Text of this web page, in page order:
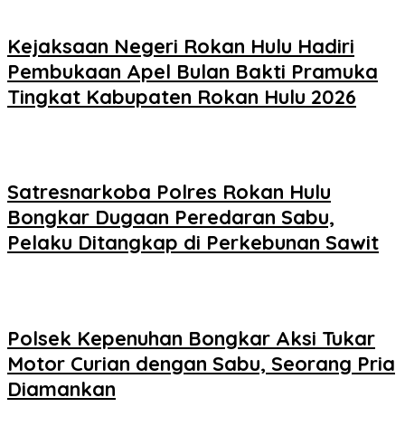
Kejaksaan Negeri Rokan Hulu Hadiri
Pembukaan Apel Bulan Bakti Pramuka
Tingkat Kabupaten Rokan Hulu 2026
Satresnarkoba Polres Rokan Hulu
Bongkar Dugaan Peredaran Sabu,
Pelaku Ditangkap di Perkebunan Sawit
Polsek Kepenuhan Bongkar Aksi Tukar
Motor Curian dengan Sabu, Seorang Pria
Diamankan